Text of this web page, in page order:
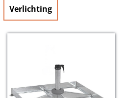
Verlichting